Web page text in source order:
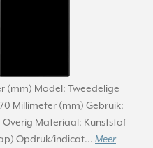
(mm) Model: Tweedelige
Millimeter (mm) Gebruik:
Materiaal: Kunststof
Opdruk/indicat... Meer